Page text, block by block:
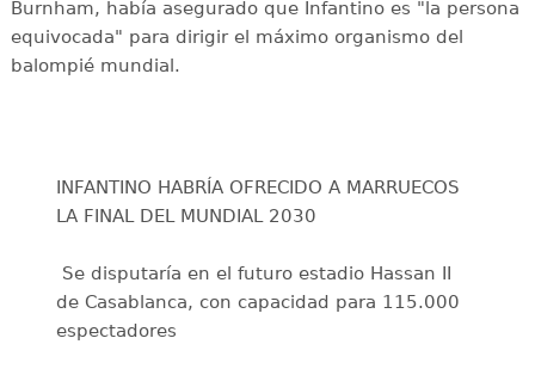
Burnham, había asegurado que Infantino es "la persona
equivocada" para dirigir el máximo organismo del
balompié mundial.
INFANTINO HABRÍA OFRECIDO A MARRUECOS
LA FINAL DEL MUNDIAL 2030
️ Se disputaría en el futuro estadio Hassan II
de Casablanca, con capacidad para 115.000
espectadores